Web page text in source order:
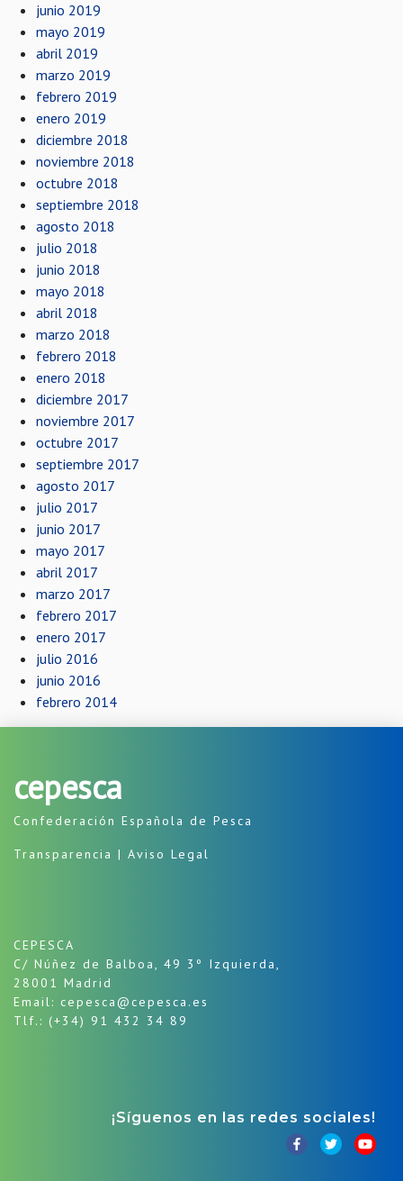
junio 2019
mayo 2019
abril 2019
marzo 2019
febrero 2019
enero 2019
diciembre 2018
noviembre 2018
octubre 2018
septiembre 2018
agosto 2018
julio 2018
junio 2018
mayo 2018
abril 2018
marzo 2018
febrero 2018
enero 2018
diciembre 2017
noviembre 2017
octubre 2017
septiembre 2017
agosto 2017
julio 2017
junio 2017
mayo 2017
abril 2017
marzo 2017
febrero 2017
enero 2017
julio 2016
junio 2016
febrero 2014
cepesca
Confederación Española de Pesca
Transparencia | Aviso Legal
CEPESCA
C/ Núñez de Balboa, 49 3º Izquierda,
28001 Madrid
Email: cepesca@cepesca.es
Tlf.: (+34) 91 432 34 89
¡Síguenos en las redes sociales!